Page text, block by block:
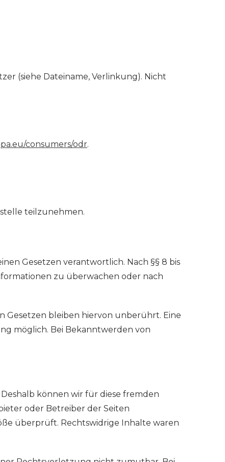
(siehe Dateiname, Verlinkung). Nicht
consumers/odr.
teilzunehmen.
Gesetzen verantwortlich. Nach §§ 8 bis
zu überwachen oder nach
bleiben hiervon unberührt. Eine
möglich. Bei Bekanntwerden von
können wir für diese fremden
oder Betreiber der Seiten
überprüft. Rechtswidrige Inhalte waren